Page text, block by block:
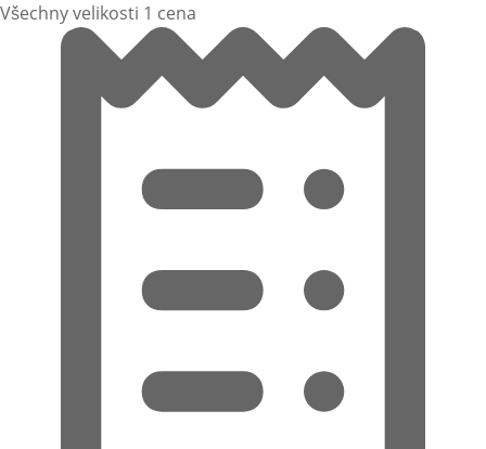
Všechny velikosti 1 cena